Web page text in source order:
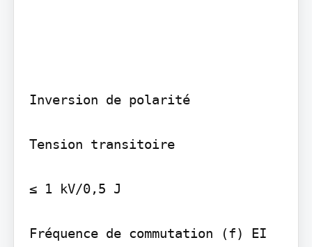
Inversion de polarité
Tension transitoire
≤ 1 kV/0,5 J
Fréquence de commutation (f) EI